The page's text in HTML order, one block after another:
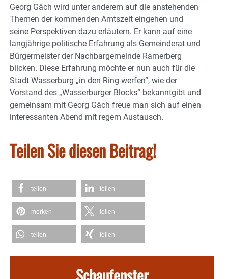
Georg Gäch wird unter anderem auf die anstehenden
Themen der kommenden Amtszeit eingehen und
seine Perspektiven dazu erläutern. Er kann auf eine
langjährige politische Erfahrung als Gemeinderat und
Bürgermeister der Nachbargemeinde Ramerberg
blicken. Diese Erfahrung möchte er nun auch für die
Stadt Wasserburg „in den Ring werfen“, wie der
Vorstand des „Wasserburger Blocks“ bekanntgibt und
gemeinsam mit Georg Gäch freue man sich auf einen
interessanten Abend mit regem Austausch.
Teilen Sie diesen Beitrag!
teilen teilen
merken teilen
teilen teilen